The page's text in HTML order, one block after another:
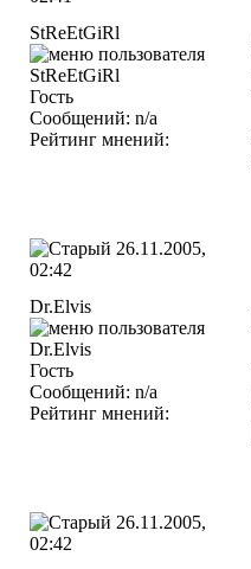
StReEtGiRl
Гость
Сообщений: n/a
Рейтинг мнений:
26.11.2005,
02:42
Dr.Elvis
Гость
Сообщений: n/a
Рейтинг мнений:
26.11.2005,
02:42